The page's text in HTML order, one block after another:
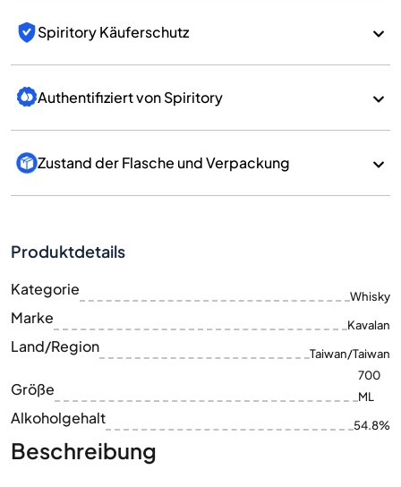
Spiritory Käuferschutz
Authentifiziert von Spiritory
Zustand der Flasche und Verpackung
Produktdetails
Kategorie Whisky
Marke Kavalan
Land/Region Taiwan/Taiwan
Größe
700
ML
Alkoholgehalt 54.8%
Beschreibung